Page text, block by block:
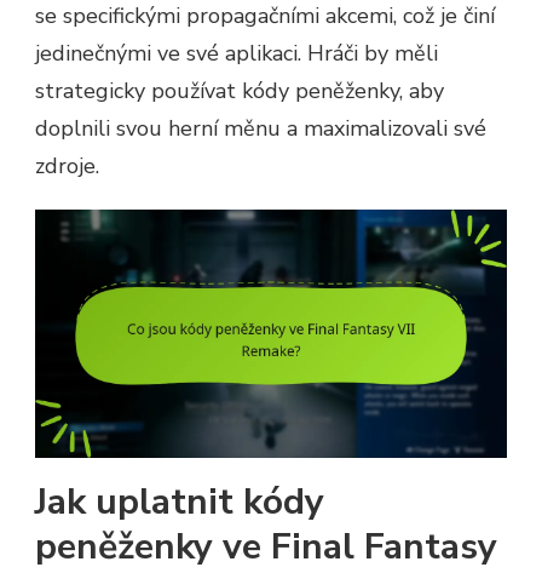
se specifickými propagačními akcemi, což je činí
jedinečnými ve své aplikaci. Hráči by měli
strategicky používat kódy peněženky, aby
doplnili svou herní měnu a maximalizovali své
zdroje.
Jak uplatnit kódy
peněženky ve Final Fantasy